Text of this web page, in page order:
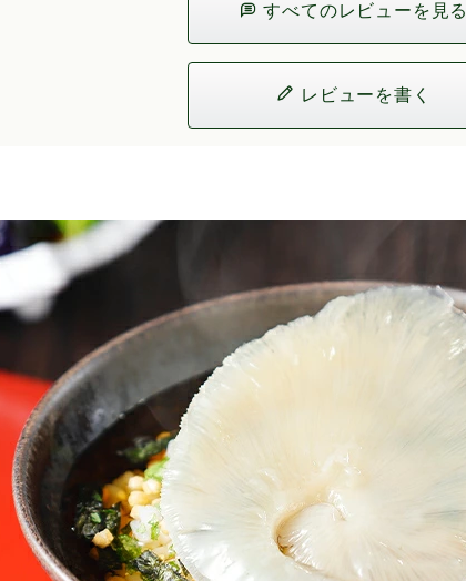
すべてのレビューを見る
レビューを書く